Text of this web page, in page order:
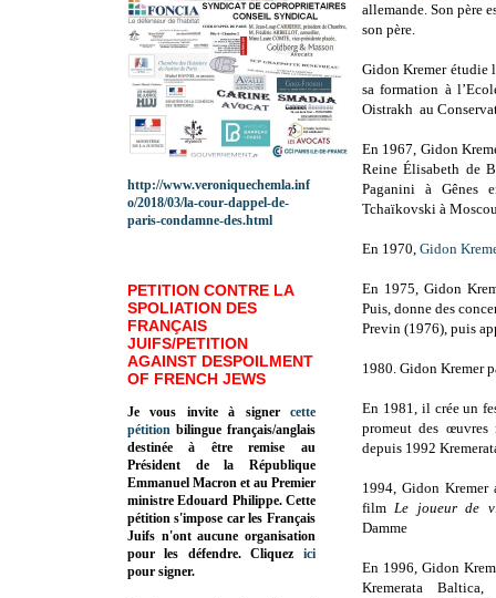
allemande. Son père
son père.
Gidon Kremer étudie
sa formation à
Oistrakh au
En 1967, Gidon
Reine Élisabeth de
Paganini à Gênes
Tchaïkovski à
En 1970, Gidon
En 1975, Gidon
Puis, donne des
Previn (1976), puis
1980. Gidon Kremer
En 1981, il crée un
promeut des œuvres
depuis 1992
1994, Gidon Kremer
filmLe joueur de
Damme
En 1996, Gidon
Kremerata
http://www.veroniquechemla.inf
o/2018/03/la-cour-dappel-de-
paris-condamne-des.html
PETITION CONTRE LA
SPOLIATION DES
FRANÇAIS
JUIFS/PETITION
AGAINST DESPOILMENT
OF FRENCH JEWS
Je vous invite à signer cette
pétition bilingue français/anglais
destinée à être remise au
Président de la République
Emmanuel Macron et au Premier
ministre Edouard Philippe. Cette
pétition s'impose car les Français
Juifs n'ont aucune organisation
pour les défendre. Cliquez
ici
pour signer.